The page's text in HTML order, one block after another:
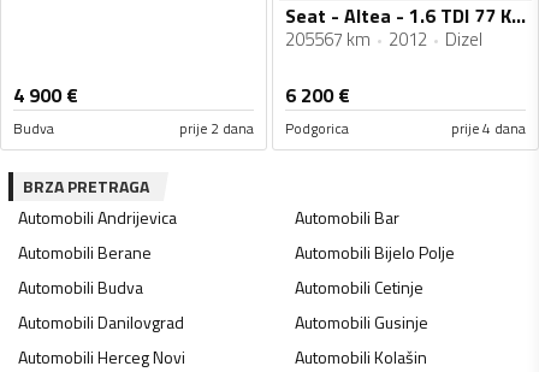
4 900€
Budva prije 2 dana
Seat - Altea - 1.6 TDI 77 KW
205567 km 2012 Dizel
6 200€
Podgorica prije 4 dana
BRZA PRETRAGA
AutomobiliAndrijevica AutomobiliBar
AutomobiliBerane AutomobiliBijelo Polje
AutomobiliBudva AutomobiliCetinje
AutomobiliDanilovgrad AutomobiliGusinje
AutomobiliHerceg Novi AutomobiliKolašin